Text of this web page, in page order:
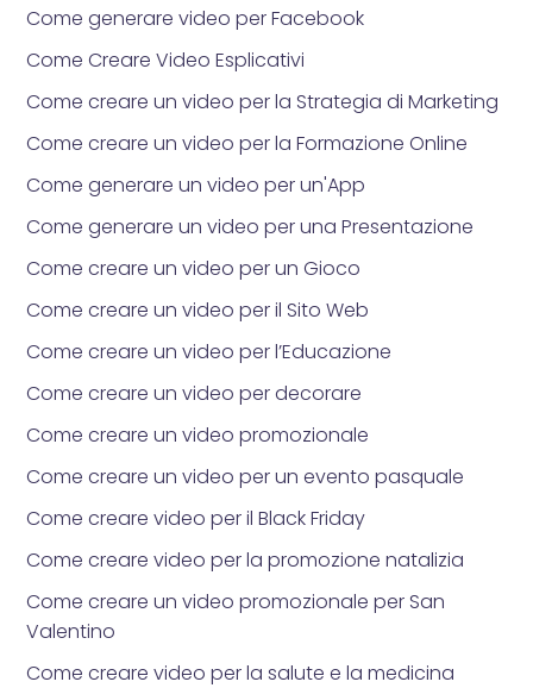
Come generare video per Facebook
Come Creare Video Esplicativi
Come creare un video per la Strategia di Marketing
Come creare un video per la Formazione Online
Come generare un video per un'App
Come generare un video per una Presentazione
Come creare un video per un Gioco
Come creare un video per il Sito Web
Come creare un video per l’Educazione
Come creare un video per decorare
Come creare un video promozionale
Come creare un video per un evento pasquale
Come creare video per il Black Friday
Come creare video per la promozione natalizia
Come creare un video promozionale per San
Valentino
Come creare video per la salute e la medicina